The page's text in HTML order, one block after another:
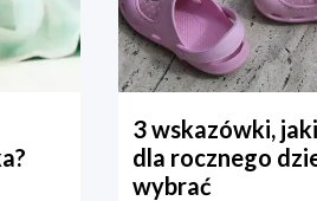
3 wskazówki,
dla rocznego
wybrać